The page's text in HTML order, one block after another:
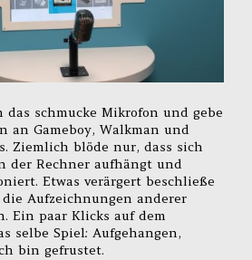
schmucke Mikrofon und gebe
an Gameboy, Walkman und
Ziemlich blöde nur, dass sich
der Rechner aufhängt und
Etwas verärgert beschließe
Aufzeichnungen anderer
Ein paar Klicks auf dem
selbe Spiel: Aufgehangen,
bin gefrustet.